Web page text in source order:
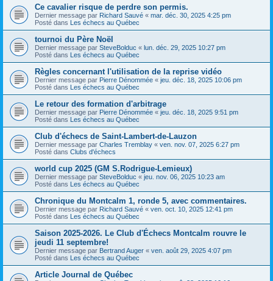
Ce cavalier risque de perdre son permis.
Dernier message par Richard Sauvé « mar. déc. 30, 2025 4:25 pm
Posté dans Les échecs au Québec
tournoi du Père Noël
Dernier message par SteveBolduc « lun. déc. 29, 2025 10:27 pm
Posté dans Les échecs au Québec
Règles concernant l'utilisation de la reprise vidéo
Dernier message par Pierre Dénommée « jeu. déc. 18, 2025 10:06 pm
Posté dans Les échecs au Québec
Le retour des formation d'arbitrage
Dernier message par Pierre Dénommée « jeu. déc. 18, 2025 9:51 pm
Posté dans Les échecs au Québec
Club d'échecs de Saint-Lambert-de-Lauzon
Dernier message par Charles Tremblay « ven. nov. 07, 2025 6:27 pm
Posté dans Clubs d'échecs
world cup 2025 (GM S.Rodrigue-Lemieux)
Dernier message par SteveBolduc « jeu. nov. 06, 2025 10:23 am
Posté dans Les échecs au Québec
Chronique du Montcalm 1, ronde 5, avec commentaires.
Dernier message par Richard Sauvé « ven. oct. 10, 2025 12:41 pm
Posté dans Les échecs au Québec
Saison 2025-2026. Le Club d'Échecs Montcalm rouvre le
jeudi 11 septembre!
Dernier message par Bertrand Auger « ven. août 29, 2025 4:07 pm
Posté dans Les échecs au Québec
Article Journal de Québec